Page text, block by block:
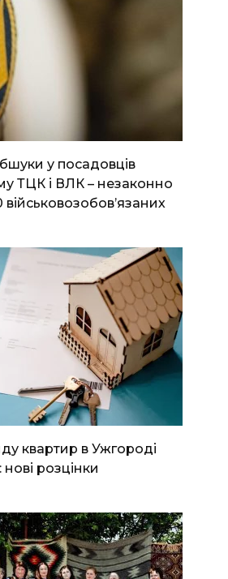
у посадовців
ТЦК і ВЛК – незаконно
квартир в Ужгороді
розцінки